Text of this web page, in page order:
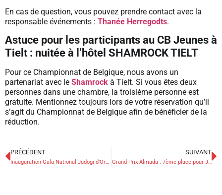
En cas de question, vous pouvez prendre contact avec la
responsable événements : Thanée Herregodts.
Astuce pour les participants au CB Jeunes à
Tielt : nuitée à l’hôtel SHAMROCK TIELT
Pour ce Championnat de Belgique, nous avons un
partenariat avec le Shamrock à Tielt. Si vous êtes deux
personnes dans une chambre, la troisième personne est
gratuite. Mentionnez toujours lors de votre réservation qu’il
s’agit du Championnat de Belgique afin de bénéficier de la
réduction.
PRÉCÉDENT
Inauguration Gala National Judogi d’Or un succès!
SUIVANT
Grand Prix Almada : 7ème place pour Jeroen Casse & Karel Foubert